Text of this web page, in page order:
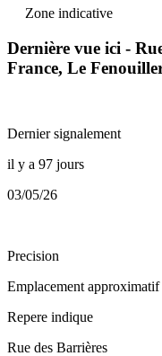
Zone indicative
Dernière vue ici -
France, Le
Dernier signalement
il y a 97 jours
03/05/26
Precision
Emplacement
Repere indique
Rue des Barrières